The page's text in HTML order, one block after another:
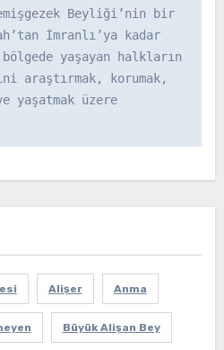
Beyliği’nin bir
İmranlı’ya kadar
yaşayan halkların
araştırmak, korumak,
yaşatmak üzere
Alişer Anma
Büyük Alişan Bey